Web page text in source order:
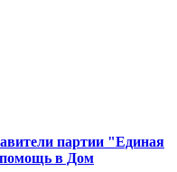
партии "Единая
помощь в Дом